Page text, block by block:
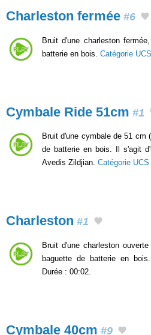
Charleston fermée #6
Bruit d'une charleston
batterie en bois. Catégorie UCS
Cymbale Ride 51cm #1
Bruit d'une cymbale de 51 cm
de batterie en bois. Il s'agit
Avedis Zildjian. Catégorie UCS
Charleston #1
Bruit d'une charleston
baguette de batterie en bois.
Durée : 00:02.
Cymbale 40cm #9